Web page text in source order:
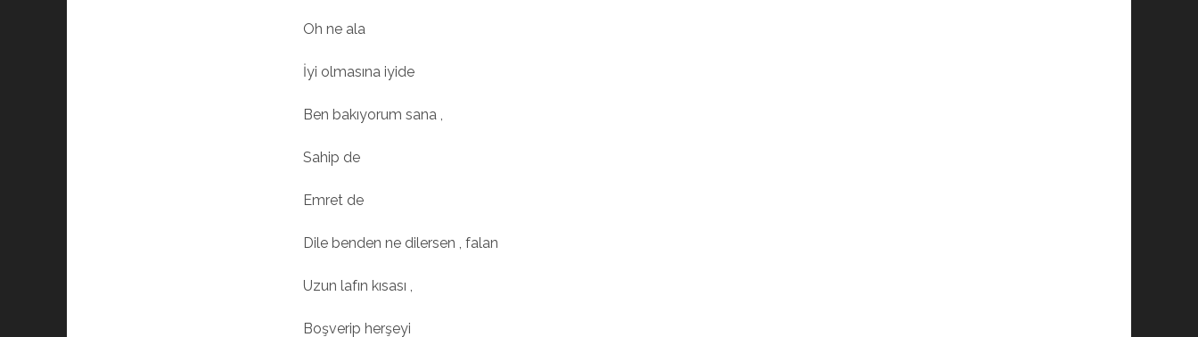
Oh ne ala
İyi olmasına iyide
Ben bakıyorum sana ,
Sahip de
Emret de
Dile benden ne dilersen , falan
Uzun lafın kısası ,
Boşverip herşeyi